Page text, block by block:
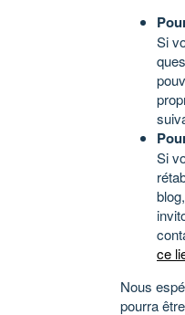
Si
Si
ce
Nous
pourra